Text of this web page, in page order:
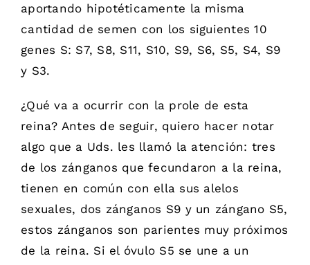
aportando hipotéticamente la misma
cantidad de semen con los siguientes 10
genes S: S7, S8, S11, S10, S9, S6, S5, S4, S9
y S3.
¿Qué va a ocurrir con la prole de esta
reina? Antes de seguir, quiero hacer notar
algo que a Uds. les llamó la atención: tres
de los zánganos que fecundaron a la reina,
tienen en común con ella sus alelos
sexuales, dos zánganos S9 y un zángano S5,
estos zánganos son parientes muy próximos
de la reina. Si el óvulo S5 se une a un